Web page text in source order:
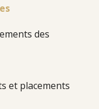
des
et placements